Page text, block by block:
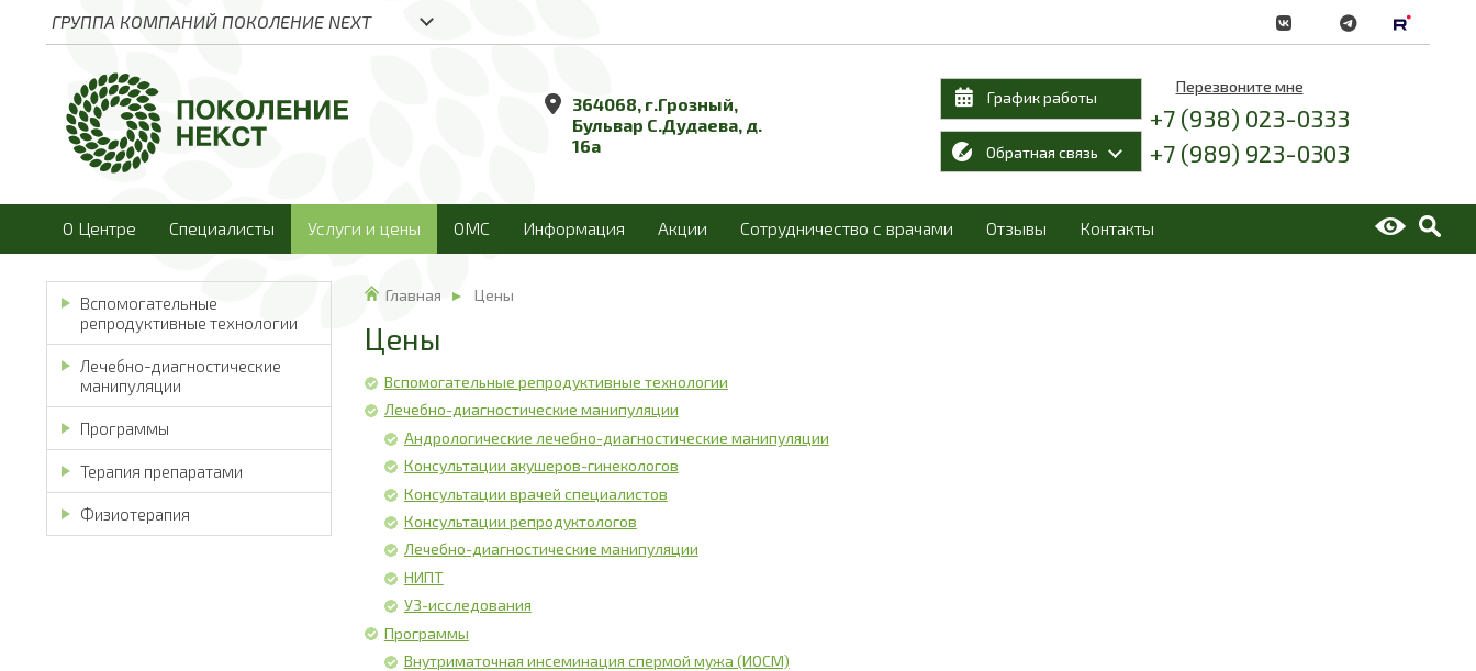
ГРУППА КОМПАНИЙ ПОКОЛЕНИЕ NEXT
364068, г.Грозный,
Бульвар С.Дудаева, д.
16а
График работы
Обратная связь
Перезвоните мне
+7 (938) 023-0333
+7 (989) 923-0303
О Центре Специалисты Услуги и цены ОМС Информация Акции Сотрудничество с врачами Отзывы Контакты
Вспомогательные
репродуктивные технологии
Лечебно-диагностические
манипуляции
Программы
Терапия препаратами
Физиотерапия
Главная Цены
Цены
Вспомогательные репродуктивные технологии
Лечебно-диагностические манипуляции
Андрологические лечебно-диагностические манипуляции
Консультации акушеров-гинекологов
Консультации врачей специалистов
Консультации репродуктологов
Лечебно-диагностические манипуляции
НИПТ
УЗ-исследования
Программы
Внутриматочная инсеминация спермой мужа (ИОСМ)